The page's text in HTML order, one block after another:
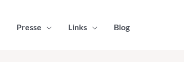
Presse Links Blog